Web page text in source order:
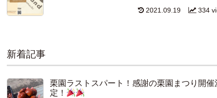
334
2021.09.19
新着記事
栗園ラストスパート！感謝の栗園まつり開催
定！